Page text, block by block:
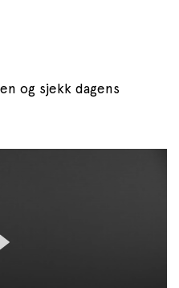
og sjekk dagens